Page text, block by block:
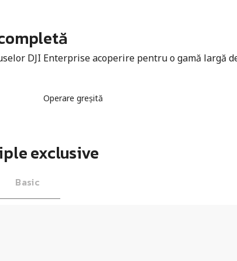
DJI Enterprise acoperire pentru o gamă largă
Operare greșită
exclusive
Basic